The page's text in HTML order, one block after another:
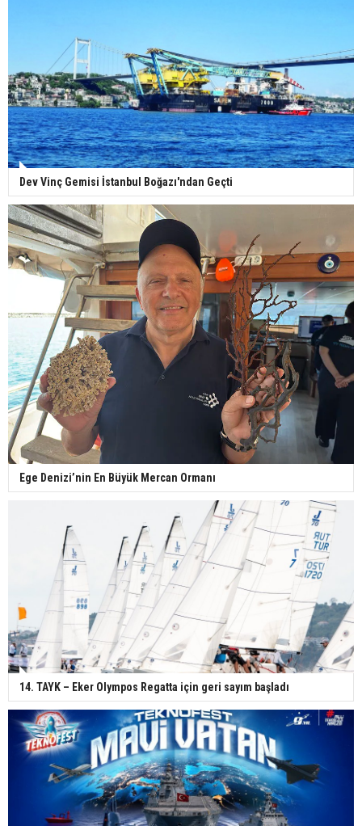
Dev Vinç Gemisi İstanbul Boğazı'ndan Geçti
Ege Denizi’nin En Büyük Mercan Ormanı
14. TAYK – Eker Olympos Regatta için geri sayım başladı